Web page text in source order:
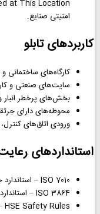
امنیتی صنایع.
کاربردهای تابلو
کارگاه‌های ساختمانی و
سایت‌های صنعتی و
بخش‌های پرخطر انبار
محوطه‌های دارای
ورودی اتاق‌های
استانداردهای
ISO 7010 – استاندارد جهانی علائم هشدار و ممنوعیت
ISO 3864 – استاندارد شکل، رنگ و نمادهای ایمنی
HSE Safety Rules – مقررات ایمنی صنایع و کارگاه‌ها